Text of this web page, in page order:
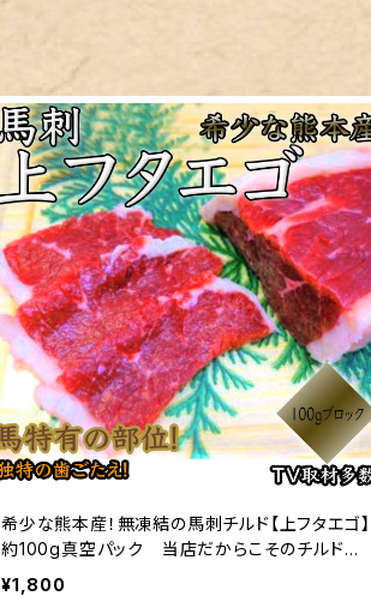
希少な熊本産！無凍結の馬刺チルド【上フタエゴ】
約100g真空パック 当店だからこそのチルド発
送！
¥1,800